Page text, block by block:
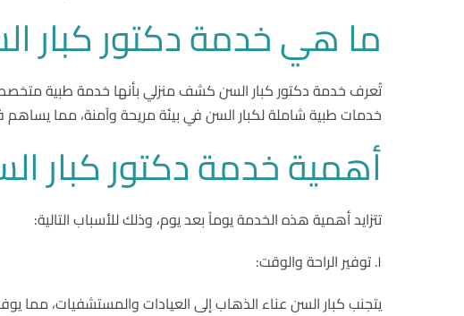
ما هي خدمة دكتور كبار
تُعرف خدمة دكتور كبار السن كشف منزلي بأنها خدمة طبية
خدمات طبية شاملة لكبار السن في بيئة مريحة وآمنة، مما
أهمية خدمة دكتور كبار
تتزايد أهمية هذه الخدمة يوماً بعد يوم، وذلك للأسباب التالية:
١. توفير الراحة والوقت:
يتجنب كبار السن عناء الذهاب إلى العيادات والمستشفيات، مما